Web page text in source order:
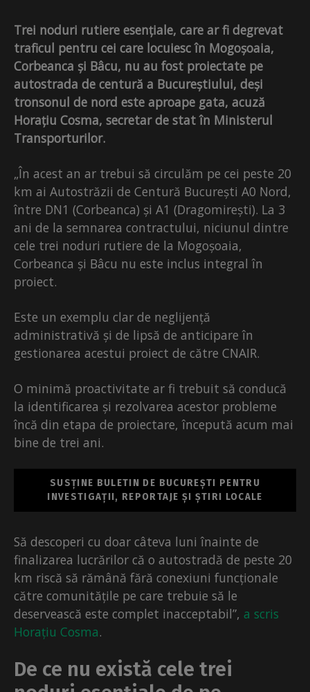
Trei noduri rutiere esențiale, care ar fi degrevat
traficul pentru cei care locuiesc în Mogoșoaia,
Corbeanca și Bâcu, nu au fost proiectate pe
autostrada de centură a Bucureștiului, deși
tronsonul de nord este aproape gata, acuză
Horațiu Cosma, secretar de stat în Ministerul
Transporturilor.
„În acest an ar trebui să circulăm pe cei peste 20
km ai Autostrăzii de Centură București A0 Nord,
între DN1 (Corbeanca) și A1 (Dragomirești). La 3
ani de la semnarea contractului, niciunul dintre
cele trei noduri rutiere de la Mogoșoaia,
Corbeanca și Bâcu nu este inclus integral în
proiect.
Este un exemplu clar de neglijență
administrativă și de lipsă de anticipare în
gestionarea acestui proiect de către CNAIR.
O minimă proactivitate ar fi trebuit să conducă
la identificarea și rezolvarea acestor probleme
încă din etapa de proiectare, începută acum mai
bine de trei ani.
SUSȚINE BULETIN DE BUCUREȘTI PENTRU
INVESTIGAȚII, REPORTAJE ȘI ȘTIRI LOCALE
Să descoperi cu doar câteva luni înainte de
finalizarea lucrărilor că o autostradă de peste 20
km riscă să rămână fără conexiuni funcționale
către comunitățile pe care trebuie să le
deservească este complet inacceptabil”, a scris
Horațiu Cosma.
De ce nu există cele trei